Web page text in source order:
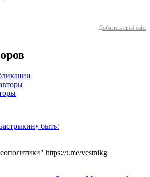
Добавить свой сайт
быть!
https://t.me/vestnikg